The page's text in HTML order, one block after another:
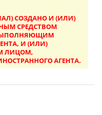
СОЗДАНО И (ИЛИ)
СРЕДСТВОМ
И (ИЛИ)
ЛИЦОМ,
АГЕНТА.